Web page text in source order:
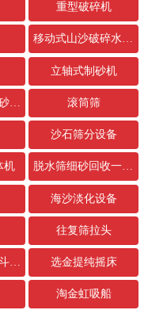
重型破碎机
移动式山沙破碎水洗设备
立轴式制砂机
移动式河卵石制砂生产线 滚筒筛
沙石筛分设备
机 脱水筛细砂回收一体机
海沙淡化设备
往复筛拉头
各种挖沙船，挖斗，链条配件 选金提纯摇床
淘金虹吸船